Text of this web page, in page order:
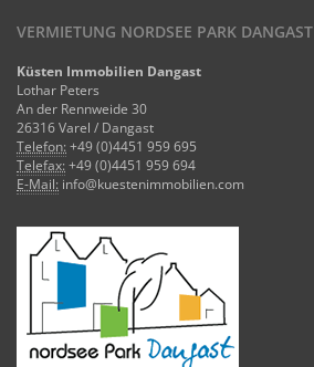
VERMIETUNG NORDSEE PARK DANGAST
Küsten Immobilien Dangast
Lothar Peters
An der Rennweide 30
26316 Varel / Dangast
Telefon: +49 (0)4451 959 695
Telefax: +49 (0)4451 959 694
E-Mail: info@kuestenimmobilien.com